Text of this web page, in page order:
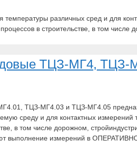
различных сред и для
в строительстве, в том
ТЦЗ-МГ4,
ТЦЗ-МГ4.03 и ТЦЗ-МГ4.05
среду и для контактных
в том числе дорожном,
выполнение измерений в